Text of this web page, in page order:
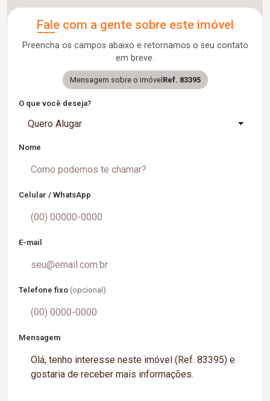
Fale com a gente sobre este imóvel
Preencha os campos abaixo e retornamos o seu contato
em breve.
Mensagem sobre o imóvelRef. 83395
O que você deseja?
Quero Alugar
Nome
Celular / WhatsApp
E-mail
Telefone fixo (opcional)
Mensagem